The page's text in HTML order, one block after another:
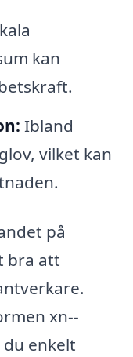
kan
Ibland
vilket kan
på
bra att
xn--
enkelt